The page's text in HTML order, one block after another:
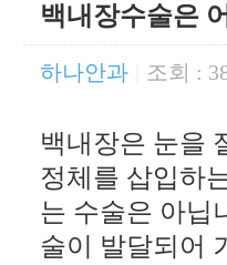
백내장수술은
하나안과 조회 :
백내장은 눈을
정체를 삽입하
는 수술은 아닙
술이 발달되어